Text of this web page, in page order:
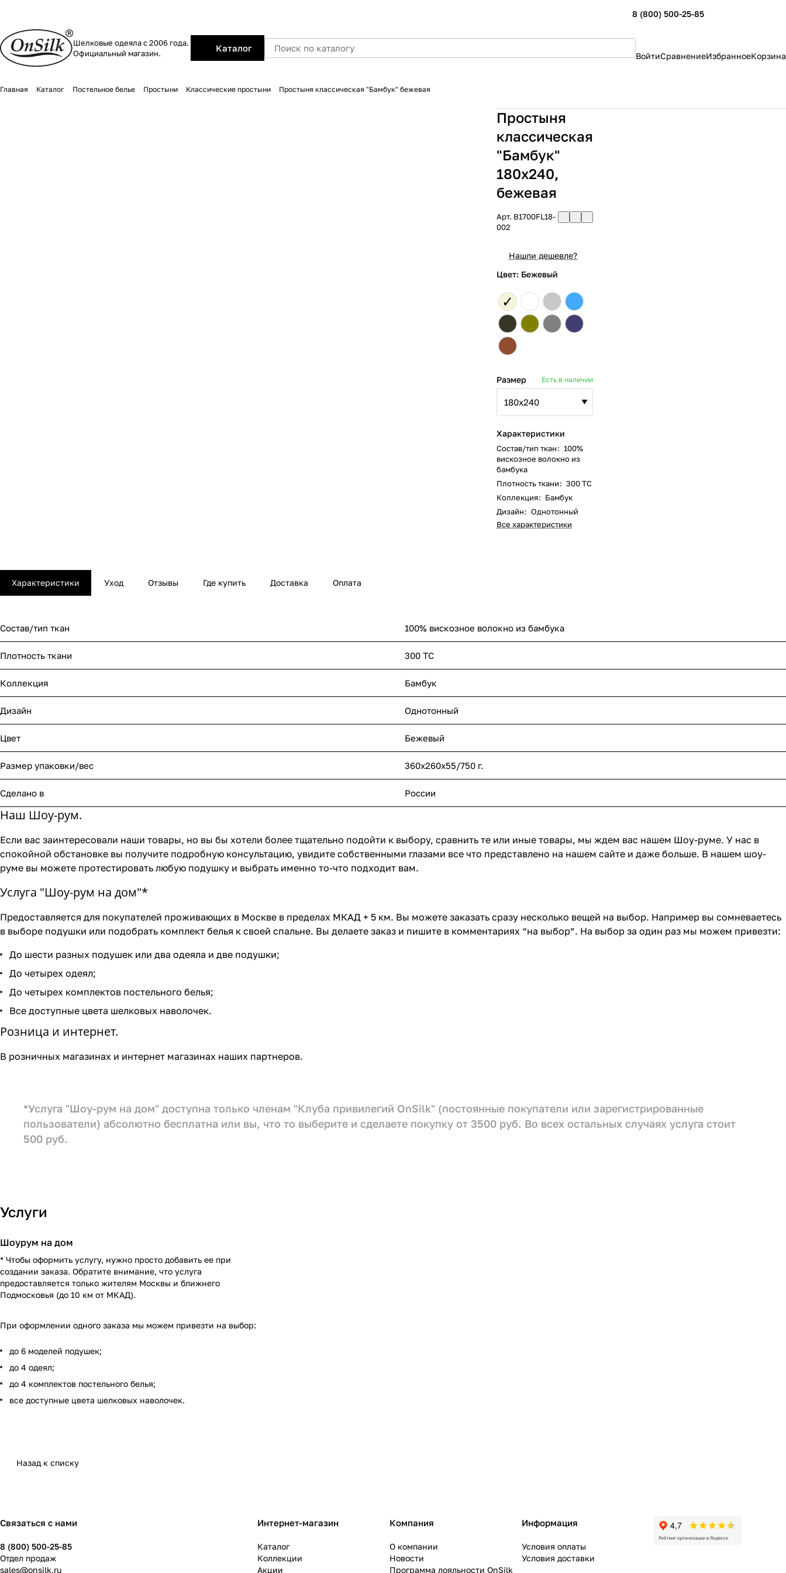
8 (800) 500-25-85
Шелковые одеяла с 2006 года.
Официальный магазин.
Каталог
ВойтиСравнениеИзбранноеКорзина
Главная Каталог Постельное белье Простыни Классические простыни Простыня классическая "Бамбук" бежевая
Простыня
классическая
"Бамбук"
180х240,
бежевая
Арт. B1700FL18-
002
Нашли дешевле?
Цвет: Бежевый
✓
Размер Есть в наличии
Характеристики
Состав/тип ткан: 100%
вискозное волокно из
бамбука
Плотность ткани: 300 ТС
Коллекция: Бамбук
Дизайн: Однотонный
Все характеристики
Характеристики Уход Отзывы Где купить Доставка Оплата
Состав/тип ткан 100% вискозное волокно из бамбука
Плотность ткани 300 ТС
Коллекция Бамбук
Дизайн Однотонный
Цвет Бежевый
Размер упаковки/вес 360х260х55/750 г.
Сделано в России
Наш Шоу-рум.
Если вас заинтересовали наши товары, но вы бы хотели более тщательно подойти к выбору, сравнить те или иные товары, мы ждем вас нашем Шоу-руме. У нас в
спокойной обстановке вы получите подробную консультацию, увидите собственными глазами все что представлено на нашем сайте и даже больше. В нашем шоу-
руме вы можете протестировать любую подушку и выбрать именно то-что подходит вам.
Услуга "Шоу-рум на дом"*
Предоставляется для покупателей проживающих в Москве в пределах МКАД + 5 км. Вы можете заказать сразу несколько вещей на выбор. Например вы сомневаетесь
в выборе подушки или подобрать комплект белья к своей спальне. Вы делаете заказ и пишите в комментариях “на выбор”. На выбор за один раз мы можем привезти:
До шести разных подушек или два одеяла и две подушки;
До четырех одеял;
До четырех комплектов постельного белья;
Все доступные цвета шелковых наволочек.
Розница и интернет.
В розничных магазинах и интернет магазинах наших партнеров.
*Услуга "Шоу-рум на дом" доступна только членам "Клуба привилегий OnSilk" (постоянные покупатели или зарегистрированные
пользователи) абсолютно бесплатна или вы, что то выберите и сделаете покупку от 3500 руб. Во всех остальных случаях услуга стоит
500 руб.
Услуги
Шоурум на дом
* Чтобы оформить услугу, нужно просто добавить ее при
создании заказа. Обратите внимание, что услуга
предоставляется только жителям Москвы и ближнего
Подмосковья (до 10 км от МКАД).
При оформлении одного заказа мы можем привезти на выбор:
до 6 моделей подушек;
до 4 одеял;
до 4 комплектов постельного белья;
все доступные цвета шелковых наволочек.
Назад к списку
Связаться с нами
8 (800) 500-25-85
Отдел продаж
sales@onsilk.ru
Интернет-магазин
Каталог
Коллекции
Акции
Компания
О компании
Новости
Программа лояльности OnSilk
Информация
Условия оплаты
Условия доставки